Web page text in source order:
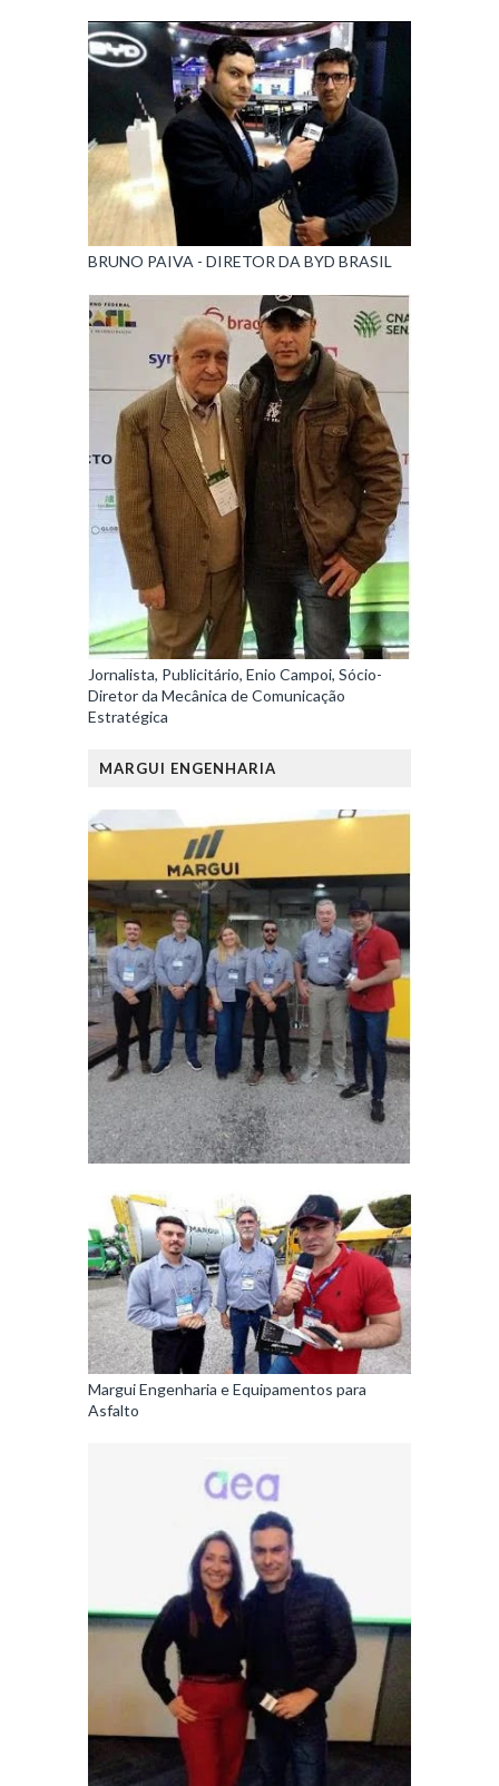
BRUNO PAIVA - DIRETOR DA BYD BRASIL
Jornalista, Publicitário, Enio Campoi, Sócio-
Diretor da Mecânica de Comunicação
Estratégica
MARGUI ENGENHARIA
Margui Engenharia e Equipamentos para
Asfalto